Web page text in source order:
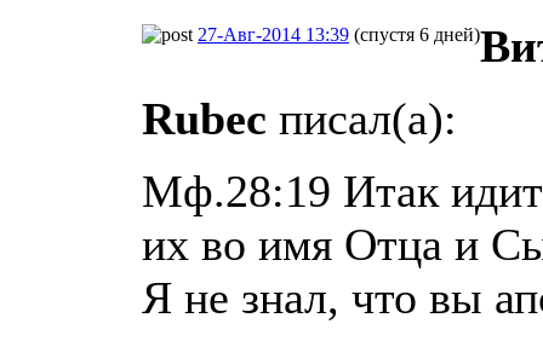
27-Авг-2014 13:39 (спустя 6 дней)
Rubec писал(а):
Мф.28:19 Итак
их во имя Отца и
Я не знал, что вы